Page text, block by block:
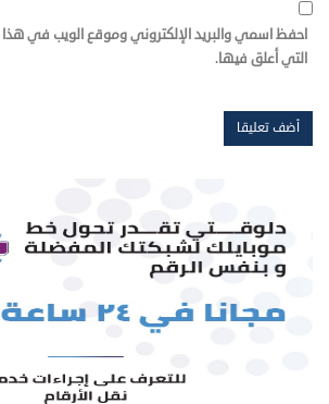
احفظ اسمي والبريد الإلكتروني وموقع الويب في هذا
التي أعلق فيها.